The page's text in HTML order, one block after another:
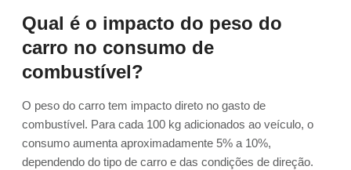
Qual é o impacto do peso do
carro no consumo de
combustível?
O peso do carro tem impacto direto no gasto de
combustível. Para cada 100 kg adicionados ao veículo, o
consumo aumenta aproximadamente 5% a 10%,
dependendo do tipo de carro e das condições de direção.